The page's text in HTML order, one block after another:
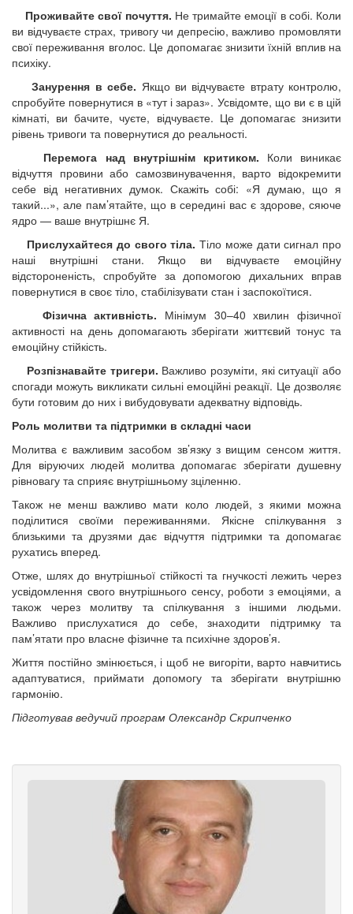
Проживайте свої почуття. Не тримайте емоції в собі. Коли
ви відчуваєте страх, тривогу чи депресію, важливо промовляти
свої переживання вголос. Це допомагає знизити їхній вплив на
психіку.
Занурення в себе. Якщо ви відчуваєте втрату контролю,
спробуйте повернутися в «тут і зараз». Усвідомте, що ви є в цій
кімнаті, ви бачите, чуєте, відчуваєте. Це допомагає знизити
рівень тривоги та повернутися до реальності.
Перемога над внутрішнім критиком. Коли виникає
відчуття провини або самозвинувачення, варто відокремити
себе від негативних думок. Скажіть собі: «Я думаю, що я
такий...», але пам’ятайте, що в середині вас є здорове, сяюче
ядро — ваше внутрішнє Я.
Прислухайтеся до свого тіла. Тіло може дати сигнал про
наші внутрішні стани. Якщо ви відчуваєте емоційну
відстороненість, спробуйте за допомогою дихальних вправ
повернутися в своє тіло, стабілізувати стан і заспокоїтися.
Фізична активність. Мінімум 30–40 хвилин фізичної
активності на день допомагають зберігати життєвий тонус та
емоційну стійкість.
Розпізнавайте тригери. Важливо розуміти, які ситуації або
спогади можуть викликати сильні емоційні реакції. Це дозволяє
бути готовим до них і вибудовувати адекватну відповідь.
Роль молитви та підтримки в складні часи
Молитва є важливим засобом зв’язку з вищим сенсом життя.
Для віруючих людей молитва допомагає зберігати душевну
рівновагу та сприяє внутрішньому зціленню.
Також не менш важливо мати коло людей, з якими можна
поділитися своїми переживаннями. Якісне спілкування з
близькими та друзями дає відчуття підтримки та допомагає
рухатись вперед.
Отже, шлях до внутрішньої стійкості та гнучкості лежить через
усвідомлення свого внутрішнього сенсу, роботи з емоціями, а
також через молитву та спілкування з іншими людьми.
Важливо прислухатися до себе, знаходити підтримку та
пам’ятати про власне фізичне та психічне здоров’я.
Життя постійно змінюється, і щоб не вигоріти, варто навчитись
адаптуватися, приймати допомогу та зберігати внутрішню
гармонію.
Підготував ведучий програм Олександр Скрипченко